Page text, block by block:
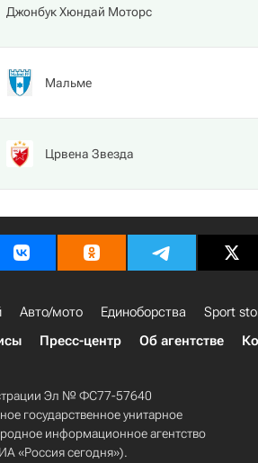
Джонбук Хюндай Моторс
Мальме
Црвена Звезда
Авто/мото Единоборства Sport
Пресс-центр Об агентстве
Эл № ФС77-57640
государственное унитарное
информационное агентство
«Россия сегодня»).